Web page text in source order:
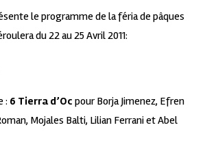
le programme de la féria de pâques
du 22 au 25 Avril 2011:
: 6 Tierra d’Oc pour Borja Jimenez, Efren
Mojales Balti, Lilian Ferrani et Abel